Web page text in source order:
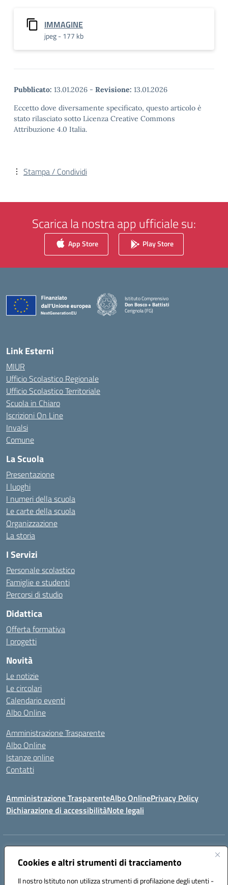
Cookies e altri strumenti di tracciamento
Il nostro Istituto non utilizza strumenti di profilazione degli utenti -
IMMAGINE
jpeg - 177 kb
Pubblicato: 13.01.2026 - Revisione: 13.01.2026
Eccetto dove diversamente specificato, questo articolo è
stato rilasciato sotto Licenza Creative Commons
Attribuzione 4.0 Italia.
Stampa / Condividi
Scarica la nostra app ufficiale su:
App Store Play Store
Istituto Comprensivo
Don Bosco + Battisti
Cerignola (FG)
— Visita la pagina iniziale della scuola
Link Esterni
MIUR
Ufficio Scolastico Regionale
Ufficio Scolastico Territoriale
Scuola in Chiaro
Iscrizioni On Line
Invalsi
Comune
La Scuola
Presentazione
I luoghi
I numeri della scuola
Le carte della scuola
Organizzazione
La storia
I Servizi
Personale scolastico
Famiglie e studenti
Percorsi di studio
Didattica
Offerta formativa
I progetti
Novità
Le notizie
Le circolari
Calendario eventi
Albo Online
Amministrazione Trasparente
Albo Online
Istanze online
Contatti
Amministrazione TrasparenteAlbo OnlinePrivacy Policy
Dichiarazione di accessibilitàNote legali
Indirizzo:
Centralino:0885/422972 Email:FGIC84600D@istruzione.it